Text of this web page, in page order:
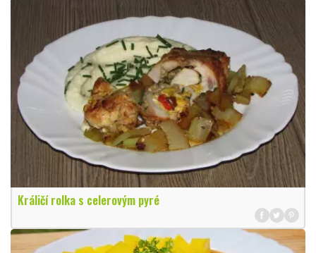
Králičí rolka s celerovým pyré